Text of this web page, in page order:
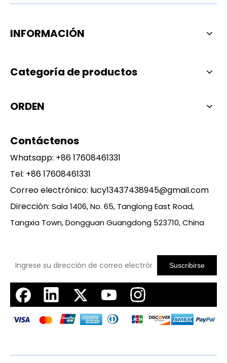
INFORMACIÓN
Categoría de productos
ORDEN
Contáctenos
Whatsapp: +86 17608461331
Tel: +86 17608461331
Correo electrónico: lucy13437438945@gmail.com
Dirección: Sala 1406, No. 65, Tanglong East Road,
Tangxia Town, Dongguan Guangdong 523710, China
Suscribirse